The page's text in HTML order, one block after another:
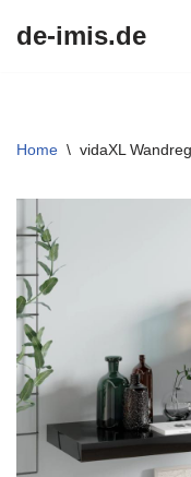
de-imis.de
Home \ vidaXL